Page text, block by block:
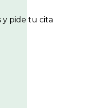
y pide tu cita